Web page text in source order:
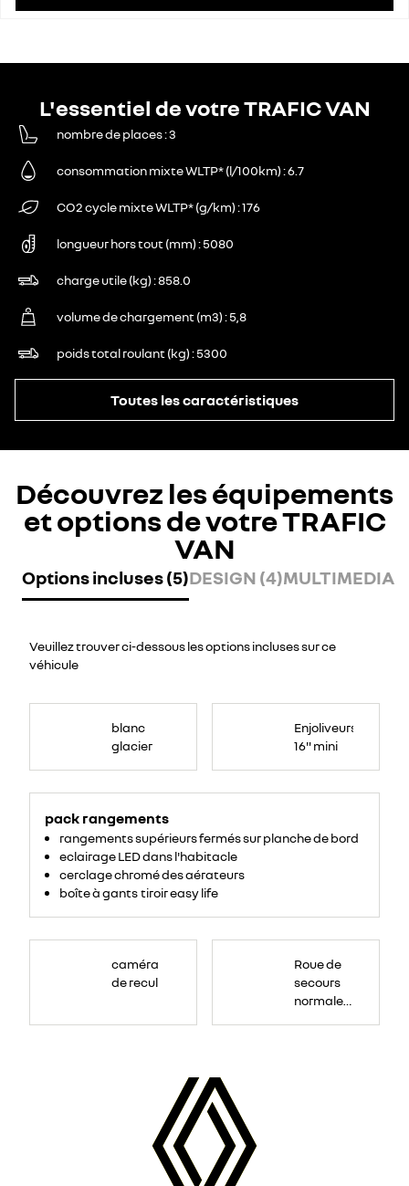
L'essentiel de votre TRAFIC VAN
nombre de places 3
consommation mixte WLTP* (l/100km) 6.7
CO2 cycle mixte WLTP* (g/km) 176
longueur hors tout (mm) 5080
charge utile (kg) 858.0
volume de chargement (m3) 5,8
poids total roulant (kg) 5300
Toutes les caractéristiques
Découvrez les équipements
et options de votre TRAFIC
VAN
Options incluses (5)DESIGN (4)MULTIMEDIA
Veuillez trouver ci-dessous les options incluses sur ce
véhicule
blanc
glacier
Enjoliveurs
16" mini
pack rangements
rangements supérieurs fermés sur planche de bord
eclairage LED dans l'habitacle
cerclage chromé des aérateurs
boîte à gants tiroir easy life
caméra
de recul
Roue de
secours
normale